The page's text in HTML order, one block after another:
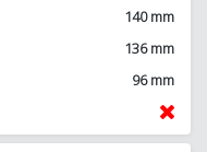
140 mm
136 mm
96 mm